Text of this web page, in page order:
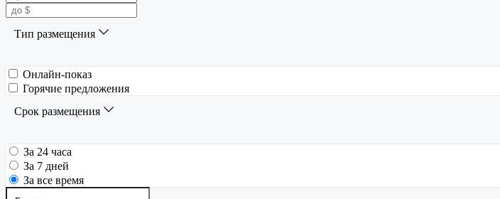
Тип размещения
Онлайн-показ
Горячие предложения
Срок размещения
За 24 часа
За 7 дней
За все время